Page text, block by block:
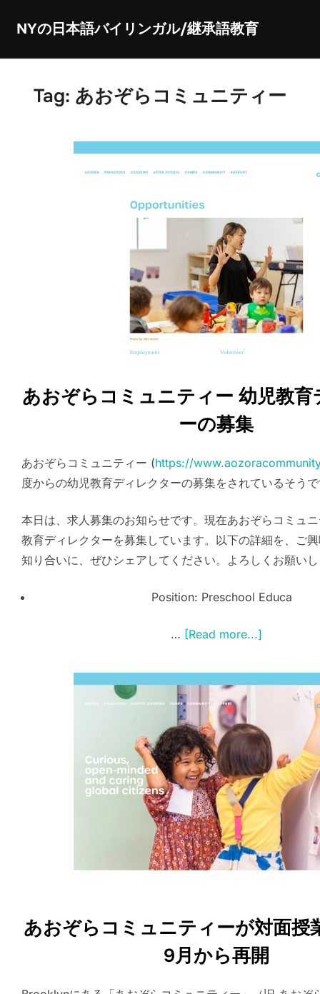
NYの日本語バイリンガル/継承語教育
Tag: あおぞらコミュニティー
あおぞらコミュニティー 幼児教
ーの募集
あおぞらコミュニティー (https://
度からの幼児教育ディレクターの募集をされているそう
本日は、求人募集のお知らせです。現在あおぞらコミュ
教育ディレクターを募集しています。以下の詳細を、ご
知り合いに、ぜひシェアしてください。よろしくお願い
Position: Preschool Educa
… [Read more...]
あおぞらコミュニティーが対面授
9月から再開